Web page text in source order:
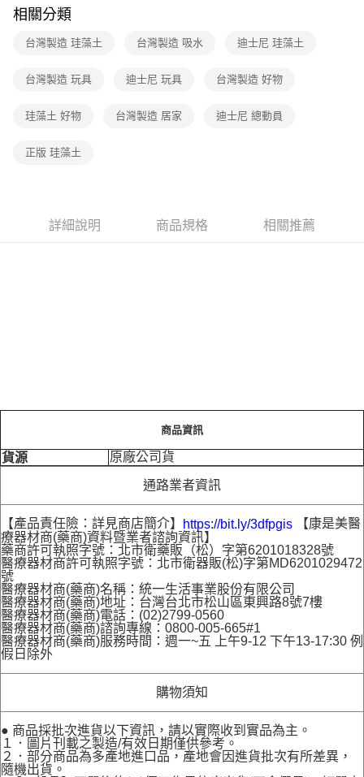
運送方式
宅配-下單後3-5個工作天配送(不含預購品)，箱購品分箱出貨
相關分類
台灣製造 珪藻土 台灣製造 吸水 迪士尼 珪藻土
台灣製造 玩具 迪士尼 玩具 台灣製造 好物
珪藻土 好物 台灣製造 居家 迪士尼 總動員
正版 珪藻土
詳細說明 商品規格 相關推薦
商品資訊
貨源 原廠公司貨
通路業者資訊
【產品責任險：詳見商店簡介】 https://bit.ly/3dfpgis 【康是美醫
療器材商(藥商)資料暨業者諮詢資訊】
藥商許可執照字號：北市衛藥販（松）字第6201018328號
醫療器材商許可執照字號：北市衛器販(松)字第MD6201029472
號
醫療器材商(藥商)名稱：統一生活事業股份有限公司
醫療器材商(藥商)地址：台灣台北市松山區東興路8號7樓
醫療器材商(藥商)電話：(02)2799-0560
醫療器材商(藥商)諮詢專線：0800-005-665#1
醫療器材商(藥商)服務時間：週一~五 上午9-12 下午13-17:30 例
假日除外
購物須知
● 商品採批次進貨以下資訊，請以實際收到實品為主。
１．圖片刊載之製造/有效日期僅供參考。
２．部分商品為多產地進口品，產地會因進貨批次有所差異，
隨機出貨。